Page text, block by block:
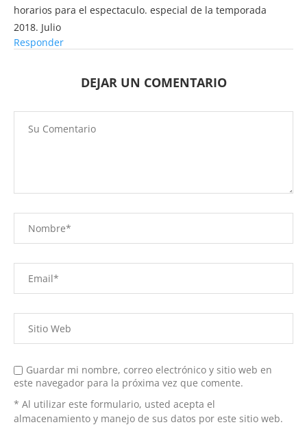
horarios para el espectaculo. especial de la temporada
2018. Julio
Responder
DEJAR UN COMENTARIO
Guardar mi nombre, correo electrónico y sitio web en
este navegador para la próxima vez que comente.
* Al utilizar este formulario, usted acepta el
almacenamiento y manejo de sus datos por este sitio web.